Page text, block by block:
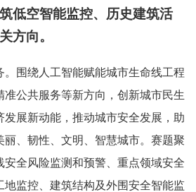
低空智能监控、历史建筑活
方向。
。围绕人工智能赋能城市生命线工程
准公共服务等新方向，创新城市民生
发展新动能，推动城市安全发展，助
丽、韧性、文明、智慧城市。赛题聚
安全风险监测和预警、重点领域安全
地监控、建筑结构及外围安全智能监